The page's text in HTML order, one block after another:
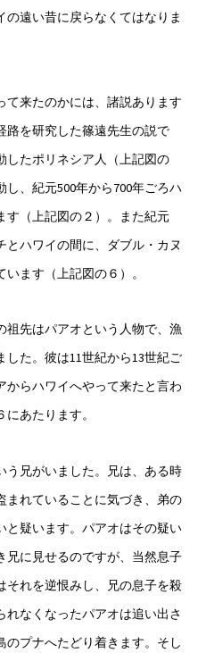
遠い昔に戻らなくてはなりま
来たのかには、諸説あります
路を研究した篠遠先生の説で
したポリネシア人（上記図の
、紀元500年から700年ごろハ
す（上記図の２）。また紀元
とハワイの間に、ダブル・カヌ
ます（上記図の６）。
祖先はパアオという人物で、漁
た。彼は11世紀から13世紀ご
からハワイへやって来たと言わ
あたります。
う兄がいました。兄は、ある時
まれていることに気づき、弟の
と疑います。パアオはその疑い
兄に見せるのですが、当然息子
それを逆恨みし、兄の息子を殺
れなくなったパアオは追い出さ
のプナへたどり着きます。そし